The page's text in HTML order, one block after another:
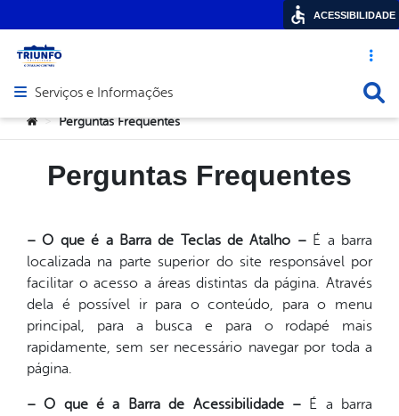
Acesso
Abrir menu principal de navegação
Serviços e Informações
Você está aqui:
> Perguntas Frequentes
Perguntas Frequentes
– O que é a Barra de Teclas de Atalho – É a barra
localizada na parte superior do site responsável por
facilitar o acesso a áreas distintas da página. Através
dela é possível ir para o conteúdo, para o menu
principal, para a busca e para o rodapé mais
rapidamente, sem ser necessário navegar por toda a
página.
– O que é a Barra de Acessibilidade –É a barra
ACESSIBILIDADE